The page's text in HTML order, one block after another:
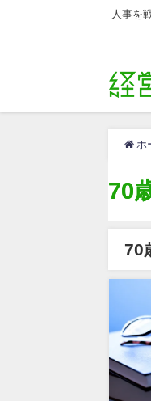
人事を
ホ
70
70